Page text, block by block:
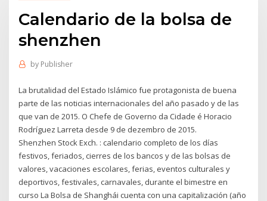
Calendario de la bolsa de
shenzhen
by Publisher
La brutalidad del Estado Islámico fue protagonista de buena
parte de las noticias internacionales del año pasado y de las
que van de 2015. O Chefe de Governo da Cidade é Horacio
Rodríguez Larreta desde 9 de dezembro de 2015.
Shenzhen Stock Exch. : calendario completo de los días
festivos, feriados, cierres de los bancos y de las bolsas de
valores, vacaciones escolares, ferias, eventos culturales y
deportivos, festivales, carnavales, durante el bimestre en
curso La Bolsa de Shanghái cuenta con una capitalización (año